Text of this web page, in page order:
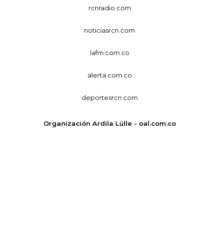
rcnradio.com
noticiasrcn.com
lafm.com.co
alerta.com.co
deportesrcn.com
Organización Ardila Lülle - oal.com.co